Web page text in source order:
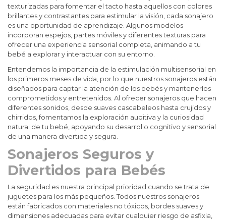
texturizadas para fomentar el tacto hasta aquellos con colores
brillantes y contrastantes para estimular la visión, cada sonajero
es una oportunidad de aprendizaje. Algunos modelos
incorporan espejos, partes móviles y diferentes texturas para
ofrecer una experiencia sensorial completa, animando a tu
bebé a explorar y interactuar con su entorno.
Entendemos la importancia de la estimulación multisensorial en
los primeros meses de vida, por lo que nuestros sonajeros están
diseñados para captar la atención de los bebés y mantenerlos
comprometidos y entretenidos. Al ofrecer sonajeros que hacen
diferentes sonidos, desde suaves cascabeleos hasta crujidos y
chirridos, fomentamos la exploración auditiva y la curiosidad
natural de tu bebé, apoyando su desarrollo cognitivo y sensorial
de una manera divertida y segura.
Sonajeros Seguros y
Divertidos para Bebés
La seguridad es nuestra principal prioridad cuando se trata de
juguetes para los más pequeños. Todos nuestros sonajeros
están fabricados con materiales no tóxicos, bordes suaves y
dimensiones adecuadas para evitar cualquier riesgo de asfixia,